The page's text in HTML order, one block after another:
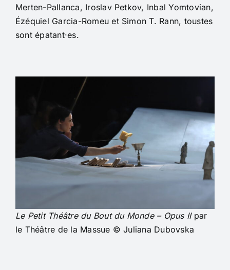
Merten-Pallanca, Iroslav Petkov, Inbal Yomtovian,
Ézéquiel Garcia-Romeu et Simon T. Rann, toustes
sont épatant·es.
Le Petit Théâtre du Bout du Monde – Opus IIpar
le Théâtre de la Massue © Juliana Dubovska